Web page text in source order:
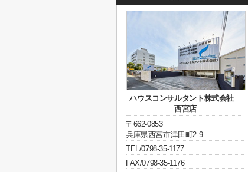
ハウスコンサルタント株式会社
西宮店
〒662-0853
兵庫県西宮市津田町2-9
TEL/0798-35-1177
FAX/0798-35-1176